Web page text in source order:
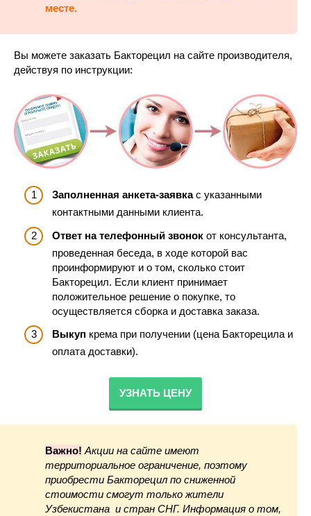
месте.
Вы можете заказать Бакторецил на сайте производителя,
действуя по инструкции:
Заполненная анкета-заявкас указанными
контактными данными клиента.
Ответ на телефонный звонок от консультанта,
проведенная беседа, в ходе которой вас
проинформируют и о том, сколько стоит
Бакторецил. Если клиент принимает
положительное решение о покупке, то
осуществляется сборка и доставка заказа.
Выкуп крема при получении (цена Бакторецила и
оплата доставки).
УЗНАТЬ ЦЕНУ
Важно! Акции на сайте имеют
территориальное ограничение, поэтому
приобрести Бакторецил по сниженной
стоимости смогут только жители
Узбекистана и стран СНГ. Информация о том,